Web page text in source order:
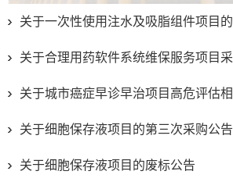
关于细胞保存液项目的第三次采购公告
关于细胞保存液项目的废标公告